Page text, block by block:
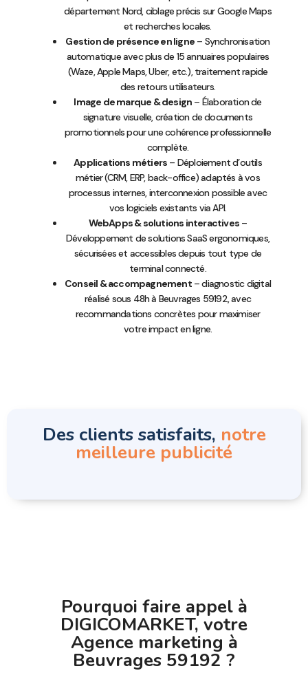
département Nord, ciblage précis sur Google Maps
et recherches locales.
Gestion de présence en ligne – Synchronisation
automatique avec plus de 15 annuaires populaires
(Waze, Apple Maps, Uber, etc.), traitement rapide
des retours utilisateurs.
Image de marque & design – Élaboration de
signature visuelle, création de documents
promotionnels pour une cohérence professionnelle
complète.
Applications métiers – Déploiement d’outils
métier (CRM, ERP, back-office) adaptés à vos
processus internes, interconnexion possible avec
vos logiciels existants via API.
WebApps & solutions interactives –
Développement de solutions SaaS ergonomiques,
sécurisées et accessibles depuis tout type de
terminal connecté.
Conseil & accompagnement– diagnostic digital
réalisé sous 48h à Beuvrages 59192, avec
recommandations concrètes pour maximiser
votre impact en ligne.
Des clients satisfaits, notre
meilleure publicité
Pourquoi faire appel à
DIGICOMARKET, votre
Agence marketing à
Beuvrages 59192 ?